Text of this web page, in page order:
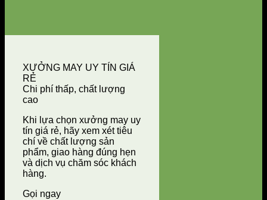
XƯỞNG MAY UY TÍN GIÁ
RẺ
Chi phí thấp, chất lượng
cao
Khi lựa chọn xưởng may uy
tín giá rẻ, hãy xem xét tiêu
chí về chất lượng sản
phẩm, giao hàng đúng hẹn
và dịch vụ chăm sóc khách
hàng.
Gọi ngay